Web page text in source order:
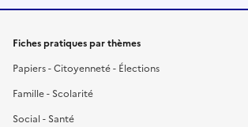
Fiches pratiques par thèmes
Papiers - Citoyenneté - Élections
Famille - Scolarité
Social - Santé